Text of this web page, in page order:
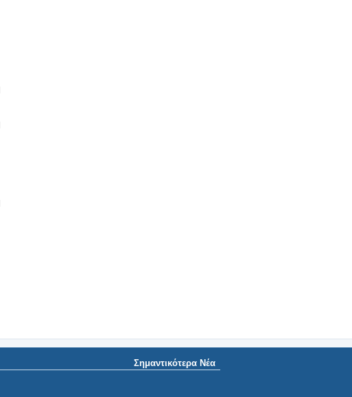
Σημαντικότερα Νέα